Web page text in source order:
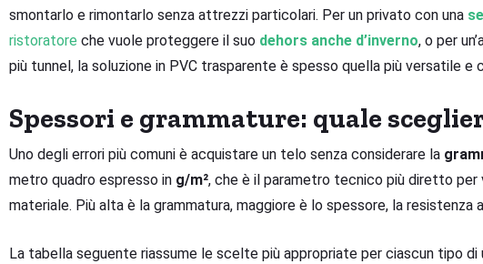
smontarlo e rimontarlo senza attrezzi particolari. Per un privato con una
ristoratore che vuole proteggere il suo dehors anche d’inverno, o per
più tunnel, la soluzione in PVC trasparente è spesso quella più versatile e
Spessori e grammature: quale
Uno degli errori più comuni è acquistare un telo senza considerare la
metro quadro espresso in g/m², che è il parametro tecnico più diretto per
materiale. Più alta è la grammatura, maggiore è lo spessore, la
La tabella seguente riassume le scelte più appropriate per ciascun tipo di